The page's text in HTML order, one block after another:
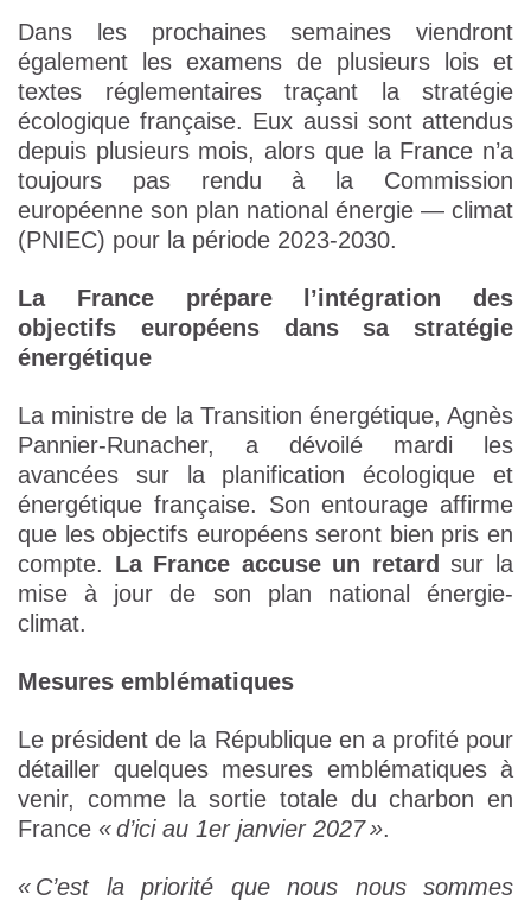
Dans les prochaines semaines viendront
également les examens de plusieurs lois et
textes réglementaires traçant la stratégie
écologique française. Eux aussi sont attendus
depuis plusieurs mois, alors que la France n’a
toujours pas rendu à la Commission
européenne son plan national énergie — climat
(PNIEC) pour la période 2023-2030.
La France prépare l’intégration des
objectifs européens dans sa stratégie
énergétique
La ministre de la Transition énergétique, Agnès
Pannier-Runacher, a dévoilé mardi les
avancées sur la planification écologique et
énergétique française. Son entourage affirme
que les objectifs européens seront bien pris en
compte. La France accuse un retard sur la
mise à jour de son plan national énergie-
climat.
Mesures emblématiques
Le président de la République en a profité pour
détailler quelques mesures emblématiques à
venir, comme la sortie totale du charbon en
France « d’ici au 1er janvier 2027 ».
« C’est la priorité que nous nous sommes